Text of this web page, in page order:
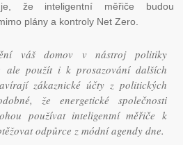
že inteligentní měřiče budou
plány a kontroly Net Zero.
váš domov v nástroj politiky
ale použít i k prosazování dalších
zákaznické účty z politických
že energetické společnosti
používat inteligentní měřiče k
odpůrce z módní agendy dne.